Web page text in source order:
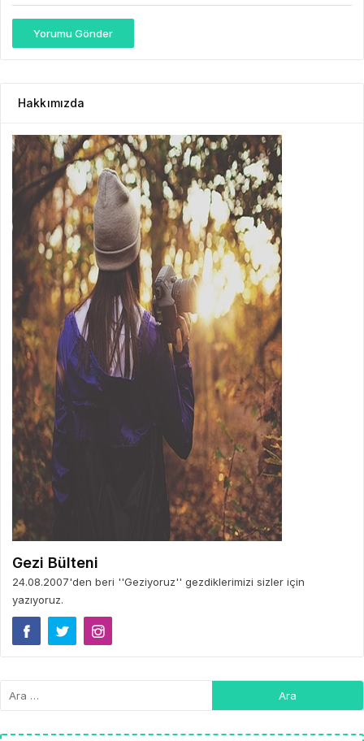
Yorumu Gönder
Hakkımızda
Gezi Bülteni
24.08.2007'den beri ''Geziyoruz'' gezdiklerimizi sizler için
yazıyoruz.